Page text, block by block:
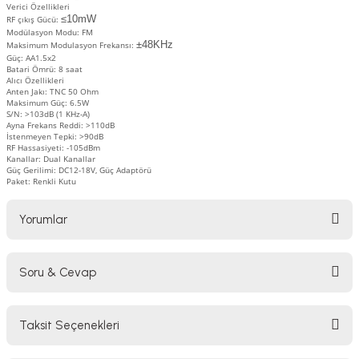
Mikrofon
Verici Özellikleri
RF çıkış Gücü: ≤10mW
Modülasyon Modu: FM
Maksimum Modulasyon Frekansı: ±48KHz
Güç: AA1.5x2
Batari Ömrü: 8 saat
Alıcı Özellikleri
Anten Jakı: TNC 50 Ohm
Maksimum Güç: 6.5W
S/N: >103dB (1 KHz-A)
Ayna Frekans Reddi: >110dB
İstenmeyen Tepki: >90dB
RF Hassasiyeti: -105dBm
Kanallar: Dual Kanallar
Güç Gerilimi: DC12-18V, Güç Adaptörü
Paket: Renkli Kutu
Yorumlar
Soru & Cevap
Taksit Seçenekleri